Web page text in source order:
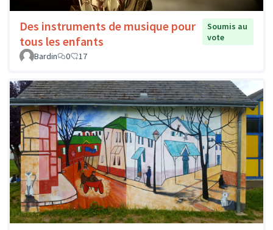
Des instruments de musique pour
tous les enfants
Soumis au
vote
Bardin
0 17